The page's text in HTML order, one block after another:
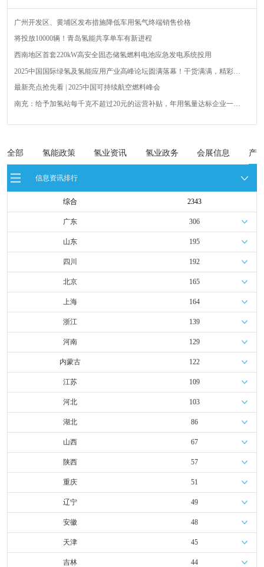
广州开发区、黄埔区发布措施降低车用氢气终端销售价格
将投放10000辆！青岛氢能共享单车有新进程
西南地区首套220kW高安全固态储氢燃料电池应急发电系统投用
2025中国国际绿氢及氢能应用产业高峰论坛圆满落幕！干货满满，精彩瞬
最新亮点抢先看 | 2025中国可持续航空燃料峰会
南充：给予加氢站每千克不超过20元的运营补贴，年用氢量达标企业一次
成果验收工作会议在呼伦贝尔举行
新疆俊瑞温宿规模化制绿氢项目开工仪式在温宿县成功举办
产业发展举办交流会
全部 氢能政策 氢业资讯 氢业政务 会展信息 产
信息资讯排行
综合 2343
广东 306
山东 195
四川 192
北京 165
上海 164
浙江 139
河南 129
内蒙古 122
江苏 109
河北 103
湖北 86
山西 67
陕西 57
重庆 51
辽宁 49
安徽 48
天津 45
吉林 44